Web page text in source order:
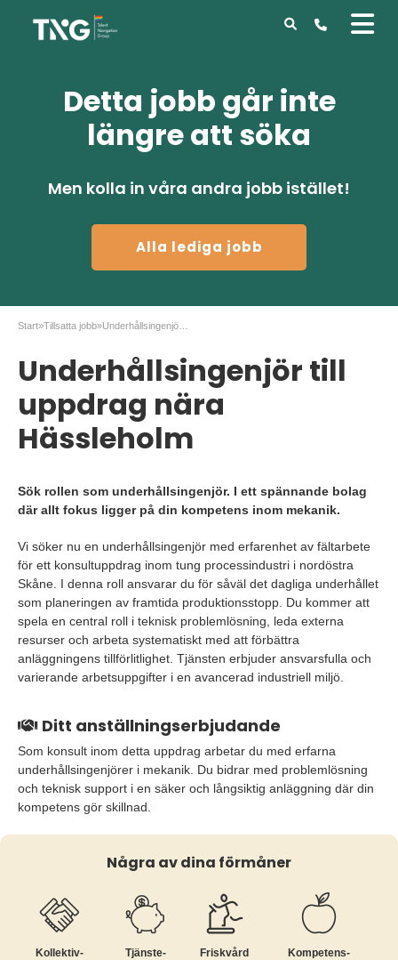
Detta jobb går inte
längre att söka
Men kolla in våra andra jobb istället!
Alla lediga jobb
Start»Tillsatta jobb»
Underhållsingenjör till
uppdrag nära
Hässleholm
Sök rollen som underhållsingenjör. I ett spännande bolag
där allt fokus ligger på din kompetens inom mekanik.
Vi söker nu en underhållsingenjör med erfarenhet av fältarbete
för ett konsultuppdrag inom tung processindustri i nordöstra
Skåne. I denna roll ansvarar du för såväl det dagliga underhållet
som planeringen av framtida produktionsstopp. Du kommer att
spela en central roll i teknisk problemlösning, leda externa
resurser och arbeta systematiskt med att förbättra
anläggningens tillförlitlighet. Tjänsten erbjuder ansvarsfulla och
varierande arbetsuppgifter i en avancerad industriell miljö.
Ditt anställningserbjudande
Som konsult inom detta uppdrag arbetar du med erfarna
underhållsingenjörer i mekanik. Du bidrar med problemlösning
och teknisk support i en säker och långsiktig anläggning där din
kompetens gör skillnad.
Några av dina förmåner
Kollektiv­
Tjänste­
Friskvård
Kompetens­